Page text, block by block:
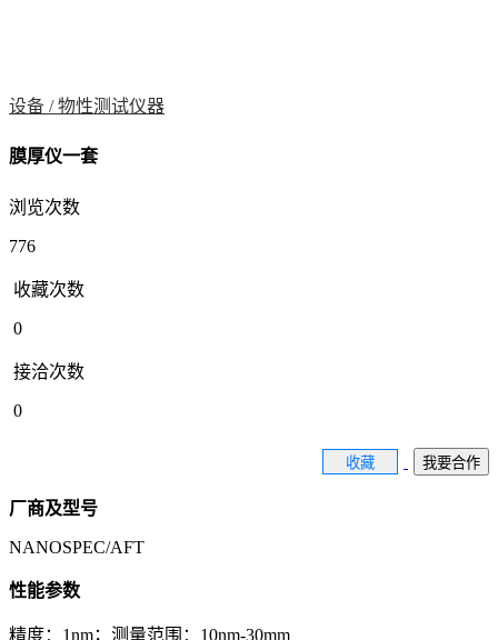
设备 /物性测试仪器
膜厚仪一套
浏览次数
776
收藏次数
0
接洽次数
0
收藏 我要合作
厂商及型号
NANOSPEC/AFT
性能参数
精度：1nm；测量范围：10nm-30mm